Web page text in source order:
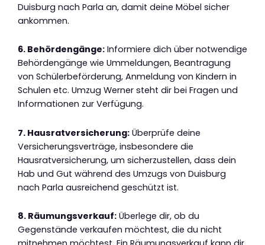
Duisburg nach Parla an, damit deine Möbel sicher
ankommen.
6. Behördengänge: Informiere dich über notwendige
Behördengänge wie Ummeldungen, Beantragung
von Schülerbeförderung, Anmeldung von Kindern in
Schulen etc. Umzug Werner steht dir bei Fragen und
Informationen zur Verfügung.
7. Hausratversicherung: Überprüfe deine
Versicherungsverträge, insbesondere die
Hausratversicherung, um sicherzustellen, dass dein
Hab und Gut während des Umzugs von Duisburg
nach Parla ausreichend geschützt ist.
8. Räumungsverkauf: Überlege dir, ob du
Gegenstände verkaufen möchtest, die du nicht